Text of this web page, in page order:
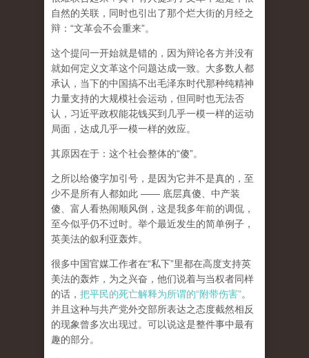
自然的关联，同时也引出了那个烂大街的月经之
辩：“文革会不会重来”。
这个提问一开始就是错的，因为辩论各方并没有
就如何定义文革这个问题达成一致。大多数人都
承认，当下的中国搞不出毛泽东时代那种纯精神
力量支持的大规模社会运动，但同时也无法否
认，习近平政权能花钱买到几乎一模一样的运动
局面，达成几乎一模一样的效应。
其原因在于：这个社会整体的“傻”。
之所以给傻字加引号，是因为它并不是真的，至
少不是所有人都如此 —— 底层真傻、中产装
傻、富人看热闹顺风倒，这是我多年前的调侃，
至今似乎仍不过时。举个最近发生的简单例子，
英美法的叙利亚轰炸。
很多中国官媒工作者在“私下”里都在高度支持英
美法的轰炸，为之兴奋，他们说着与当权者同样
的话， 把平民的死亡解释为所谓的“附带伤害”。
并且这种与共产党外交部所表达之态度截然相反
的现象曾多次出现过。可以说这是整件事中最有
趣的部分。